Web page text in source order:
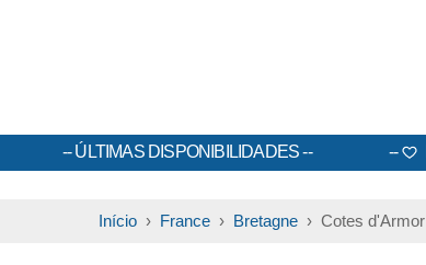
ÚLTIMAS DISPONIBILIDADES
Início› France› Bretagne› Cotes d'Armor